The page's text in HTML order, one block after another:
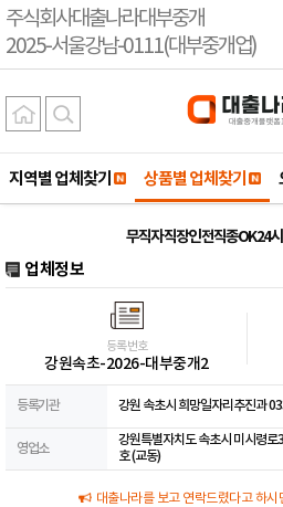
주식회사대출나라대부중개
2025-서울강남-0111(대부중개업)
지역별 업체찾기 상품별 업체찾기
무직자 직장인 전직종OK 24
업체정보
등록번호
강원속초-2026-대부중개2
등록기관 강원 속초시 희망일자리추진과
영업소
강원특별자치도 속초시 미시령
호 (교동)
대출나라를 보고 연락드렸다고 하